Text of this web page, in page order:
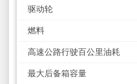
驱动轮
燃料
高速公路行驶百公里油耗
最大后备箱容量